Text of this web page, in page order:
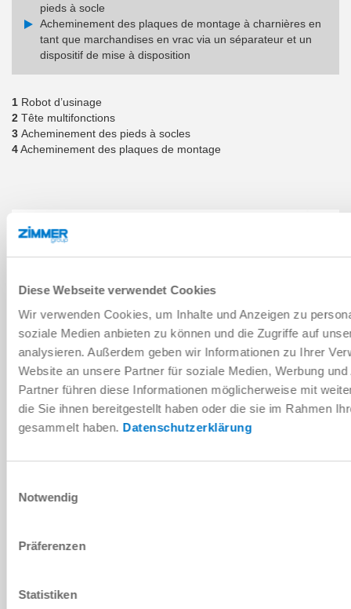
Diese Webseite verwendet Cookies
Wir verwenden Cookies, um Inhalte und Anzeigen zu
soziale Medien anbieten zu können und die Zugriffe auf
analysieren. Außerdem geben wir Informationen zu Ihrer
Website an unsere Partner für soziale Medien, Werbung
Partner führen diese Informationen möglicherweise mit
die Sie ihnen bereitgestellt haben oder die sie im Rahmen
gesammelt haben. Datenschutzerklärung
Notwendig
Präferenzen
Statistiken
pieds à socle
Acheminement des plaques de montage à charnières en
tant que marchandises en vrac via un séparateur et un
dispositif de mise à disposition
1 Robot d’usinage
2 Tête multifonctions
3 Acheminement des pieds à socles
4Acheminement des plaques de montage